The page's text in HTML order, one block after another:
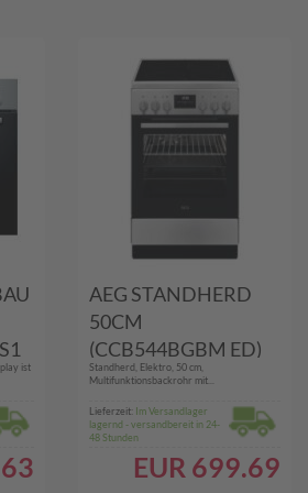
ist
AEG STANDHERD
50CM
(CCB544BGBM ED)
Standherd, Elektro, 50 cm,
Multifunktionsbackrohr mit...
Lieferzeit: Im Versandlager
lagernd - versandbereit in 24-
48 Stunden
EUR 699.69